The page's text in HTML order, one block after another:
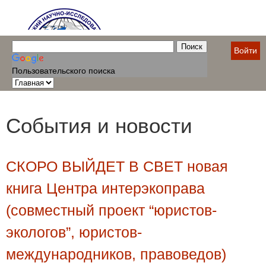
Пользовательского поиска
Войти
События и новости
СКОРО ВЫЙДЕТ В СВЕТ новая
книга Центра интерэкоправа
(совместный проект “юристов-
экологов”, юристов-
международников, правоведов)